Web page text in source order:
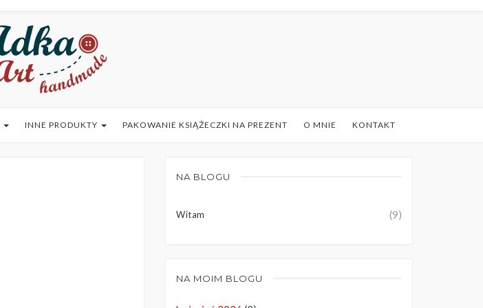
INNE PRODUKTY PAKOWANIE KSIĄŻECZKI NA PREZENT O MNIE KONTAKT
NA BLOGU
Witam (9)
NA MOIM BLOGU